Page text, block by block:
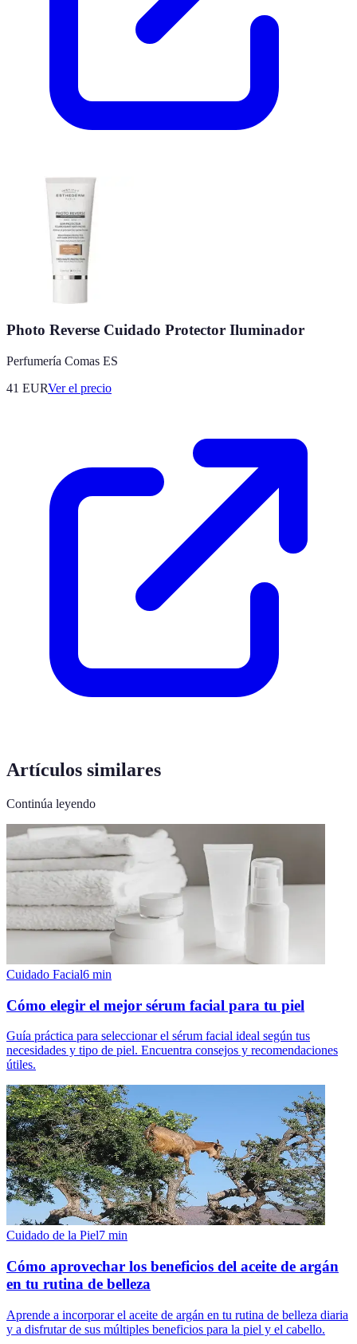
Photo Reverse Cuidado Protector Iluminador
Perfumería Comas ES
41 EURVer el precio
Artículos similares
Continúa leyendo
Cuidado Facial6 min
Cómo elegir el mejor sérum facial para tu piel
Guía práctica para seleccionar el sérum facial ideal según tus
necesidades y tipo de piel. Encuentra consejos y recomendaciones
útiles.
Cuidado de la Piel7 min
Cómo aprovechar los beneficios del aceite de argán
en tu rutina de belleza
Aprende a incorporar el aceite de argán en tu rutina de belleza diaria
y a disfrutar de sus múltiples beneficios para la piel y el cabello.